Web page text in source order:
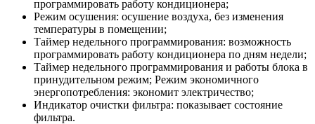
программировать работу кондиционера;
Режим осушения: осушение воздуха, без изменения
температуры в помещении;
Таймер недельного программирования: возможность
программировать работу кондиционера по дням недели;
Таймер недельного программирования и работы блока в
принудительном режим; Режим экономичного
энергопотребления: экономит электричество;
Индикатор очистки фильтра: показывает состояние
фильтра.